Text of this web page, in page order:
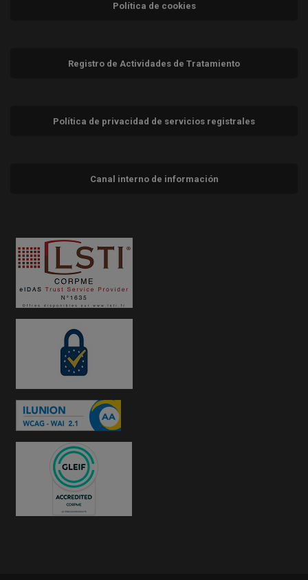
Política de cookies
Registro de Actividades de Tratamiento
Política de privacidad de servicios registrales
Canal interno de información